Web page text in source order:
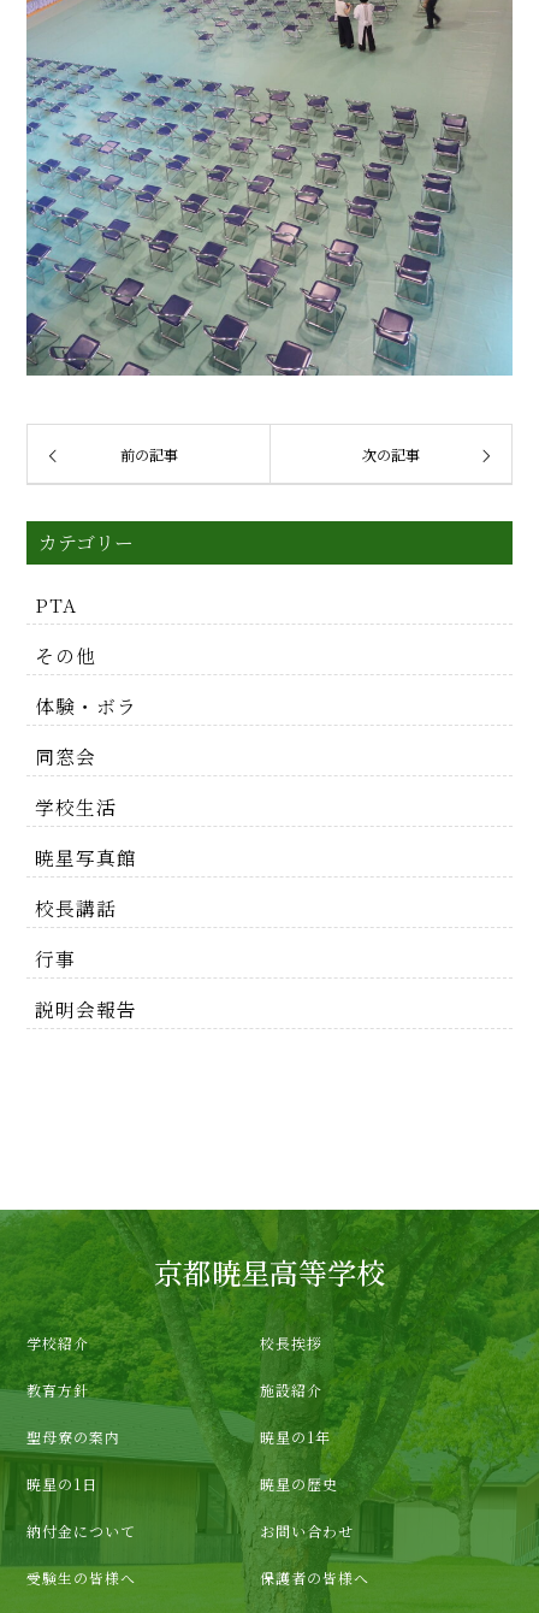
前の記事 次の記事
カテゴリー
PTA
その他
体験・ボラ
同窓会
学校生活
暁星写真館
校長講話
行事
説明会報告
京都暁星高等学校
学校紹介 校長挨拶
教育方針 施設紹介
聖母寮の案内 暁星の1年
暁星の1日 暁星の歴史
納付金について お問い合わせ
受験生の皆様へ 保護者の皆様へ